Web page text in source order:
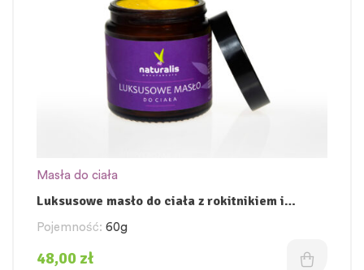
Masła do ciała
Luksusowe masło do ciała z rokitnikiem i
koenzymem Q10
Pojemność: 60g
48,00 zł